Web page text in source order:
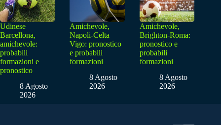
Udinese
Barcellona,
amichevole:
probabili
formazioni e
pronostico
8 Agosto
2026
Amichevole,
Napoli-Celta
Vigo: pronostico
e probabili
formazioni
8 Agosto
2026
Amichevole,
Brighton-Roma:
pronostico e
probabili
formazioni
8 Agosto
2026